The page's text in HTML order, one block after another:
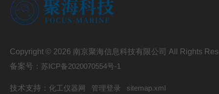
Copyright © 2026 南京聚海信息科技有限公司 All Rights
备案号： 苏ICP备2020070554号-1
技术支持： 化工仪器网 管理登录 sitemap.xml